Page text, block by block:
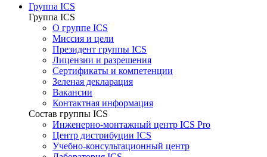
Группа ICS
Группа ICS
О группе ICS
Миссия и цели
Президент группы ICS
Лицензии и разрешения
Сертификаты и компетенции
Зеленая декларация
Вакансии
Контактная информация
Состав группы ICS
Инженерно-монтажный центр ICS Pro
Центр дистрибуции ICS
Учебно-консультационный центр